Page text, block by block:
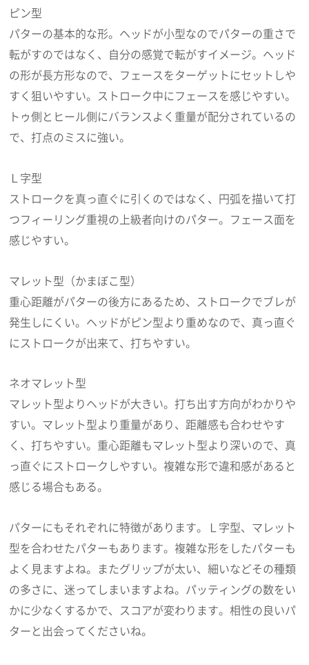
ピン型
パターの基本的な形。ヘッドが小型なのでパターの重さで
転がすのではなく、自分の感覚で転がすイメージ。ヘッド
の形が長方形なので、フェースをターゲットにセットしや
すく狙いやすい。ストローク中にフェースを感じやすい。
トゥ側とヒール側にバランスよく重量が配分されているの
で、打点のミスに強い。
Ｌ字型
ストロークを真っ直ぐに引くのではなく、円弧を描いて打
つフィーリング重視の上級者向けのパター。フェース面を
感じやすい。
マレット型（かまぼこ型）
重心距離がパターの後方にあるため、ストロークでブレが
発生しにくい。ヘッドがピン型より重めなので、真っ直ぐ
にストロークが出来て、打ちやすい。
ネオマレット型
マレット型よりヘッドが大きい。打ち出す方向がわかりや
すい。マレット型より重量があり、距離感も合わせやす
く、打ちやすい。重心距離もマレット型より深いので、真
っ直ぐにストロークしやすい。複雑な形で違和感があると
感じる場合もある。
パターにもそれぞれに特徴があります。Ｌ字型、マレット
型を合わせたパターもあります。複雑な形をしたパターも
よく見ますよね。またグリップが太い、細いなどその種類
の多さに、迷ってしまいますよね。パッティングの数をい
かに少なくするかで、スコアが変わります。相性の良いパ
ターと出会ってくださいね。